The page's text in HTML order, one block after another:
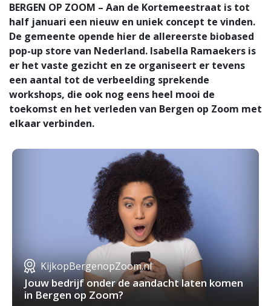
BERGEN OP ZOOM – Aan de Kortemeestraat is tot
half januari een nieuw en uniek concept te vinden.
De gemeente opende hier de allereerste biobased
pop-up store van Nederland. Isabella Ramaekers is
er het vaste gezicht en ze organiseert er tevens
een aantal tot de verbeelding sprekende
workshops, die ook nog eens heel mooi de
toekomst en het verleden van Bergen op Zoom met
elkaar verbinden.
KijkopBergenopZoom.nl
Jouw bedrijf onder de aandacht laten komen
in Bergen op Zoom?